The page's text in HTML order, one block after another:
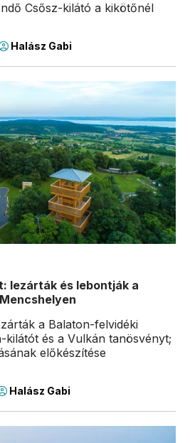
Csősz-kilátó a kikötőnél
Halász Gabi
lezárták és lebontják a
a Balaton-felvidéki
kilátót és a Vulkán tanösvényt;
előkészítése
Halász Gabi